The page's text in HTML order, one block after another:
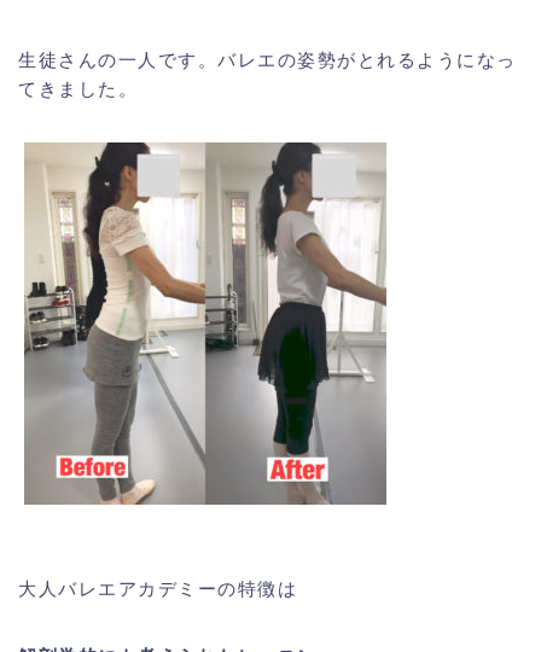
生徒さんの一人です。バレエの姿勢がとれるようになっ
てきました。
大人バレエアカデミーの特徴は